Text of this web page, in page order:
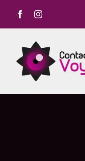
Passer